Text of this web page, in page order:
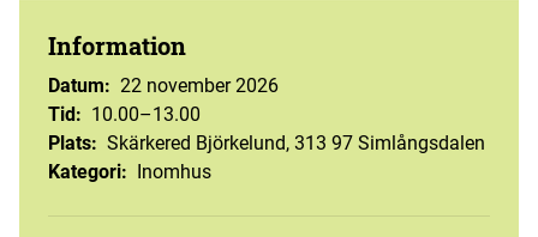
Information
Datum: 22 november 2026
Tid: 10.00–13.00
Plats: Skärkered Björkelund, 313 97 Simlångsdalen
Kategori: Inomhus